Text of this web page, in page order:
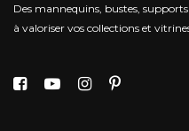
Des mannequins, bustes,
à valoriser vos collections et